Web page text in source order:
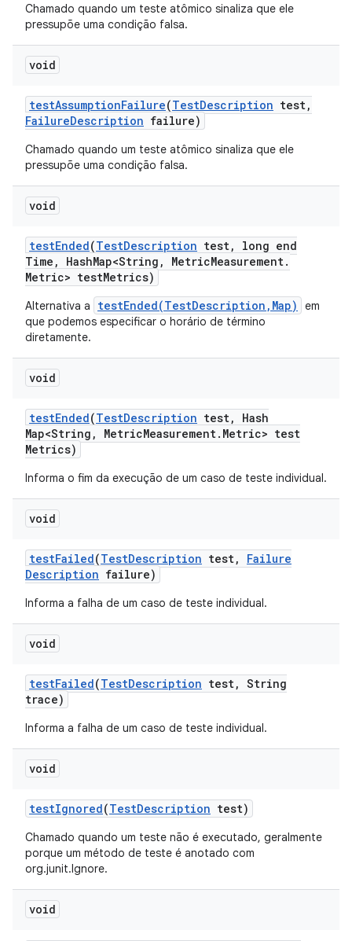
Chamado quando um teste atômico sinaliza que ele
pressupõe uma condição falsa.
void
testAssumptionFailure(TestDescription test,
FailureDescription failure)
Chamado quando um teste atômico sinaliza que ele
pressupõe uma condição falsa.
void
testEnded(TestDescription test,
long end
Time , HashMap<String , MetricMeasurement.
Metric> testMetrics)
Alternativa a testEnded(TestDescription,Map)
em
que podemos especificar o horário de término
diretamente.
void
testEnded(TestDescription test,
Hash
Map<String , MetricMeasurement. Metric> test
Metrics)
Informa o fim da execução de um caso de teste individual.
void
testFailed(TestDescription test,
Failure
Description failure)
Informa a falha de um caso de teste individual.
void
testFailed(TestDescription test, String
trace)
Informa a falha de um caso de teste individual.
void
testIgnored(TestDescription test)
Chamado quando um teste não é executado, geralmente
porque um método de teste é anotado com
org.junit.Ignore.
void